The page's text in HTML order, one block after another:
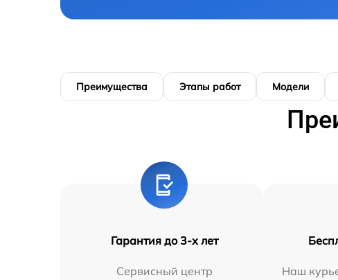
Преимущества Этапы работ Модели
Гарантия до 3-х лет
Сервисный центр
Наш